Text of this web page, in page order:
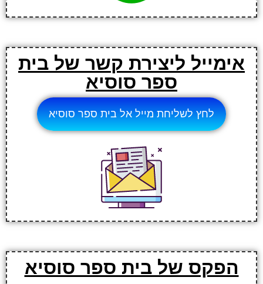
אימייל ליצירת קשר של בית
ספר סוסיא
לחץ לשליחת מייל אל בית ספר סוסיא
הפקס של בית ספר סוסיא